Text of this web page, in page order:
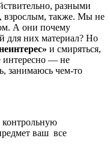
разными
взрослым, также. Мы не
А они почему
для них материал? Но
и смиряться,
интересно — не
занимаюсь чем-то
ваш все